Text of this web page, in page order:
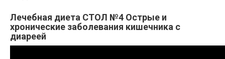
Лечебная диета СТОЛ №4 Острые и
хронические заболевания кишечника с
диареей